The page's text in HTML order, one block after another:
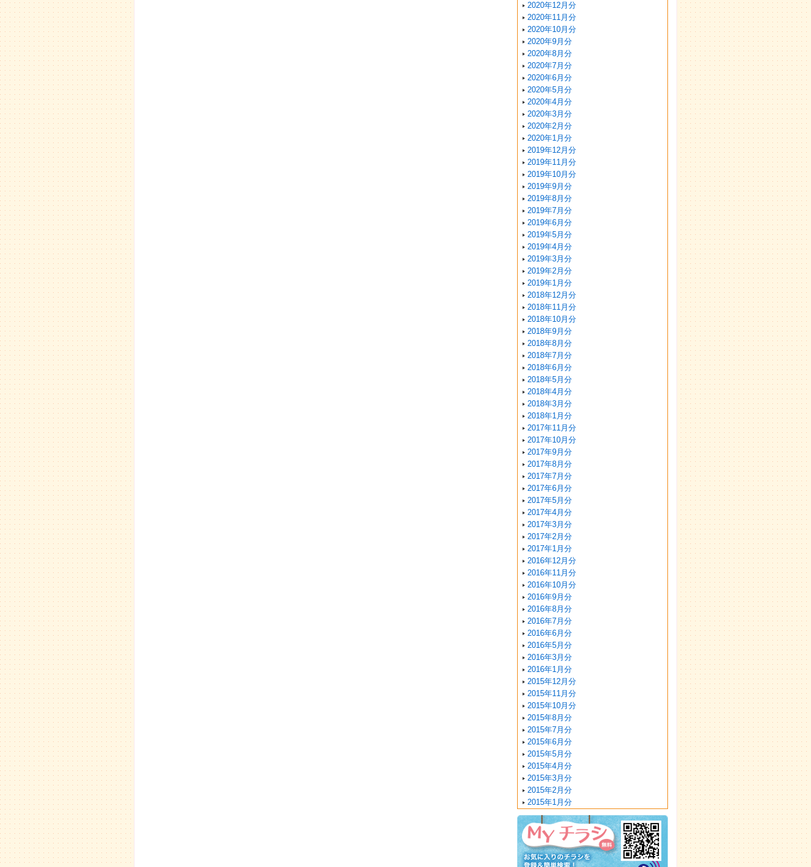
2020年12月分
2020年11月分
2020年10月分
2020年9月分
2020年8月分
2020年7月分
2020年6月分
2020年5月分
2020年4月分
2020年3月分
2020年2月分
2020年1月分
2019年12月分
2019年11月分
2019年10月分
2019年9月分
2019年8月分
2019年7月分
2019年6月分
2019年5月分
2019年4月分
2019年3月分
2019年2月分
2019年1月分
2018年12月分
2018年11月分
2018年10月分
2018年9月分
2018年8月分
2018年7月分
2018年6月分
2018年5月分
2018年4月分
2018年3月分
2018年1月分
2017年11月分
2017年10月分
2017年9月分
2017年8月分
2017年7月分
2017年6月分
2017年5月分
2017年4月分
2017年3月分
2017年2月分
2017年1月分
2016年12月分
2016年11月分
2016年10月分
2016年9月分
2016年8月分
2016年7月分
2016年6月分
2016年5月分
2016年3月分
2016年1月分
2015年12月分
2015年11月分
2015年10月分
2015年8月分
2015年7月分
2015年6月分
2015年5月分
2015年4月分
2015年3月分
2015年2月分
2015年1月分